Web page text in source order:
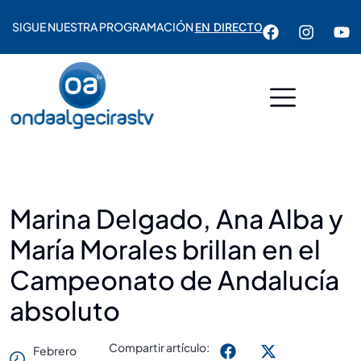
SIGUE NUESTRA PROGRAMACIÓNEN DIRECTO
Marina Delgado, Ana Alba y
María Morales brillan en el
Campeonato de Andalucía
absoluto
Febrero
Compartir artículo: